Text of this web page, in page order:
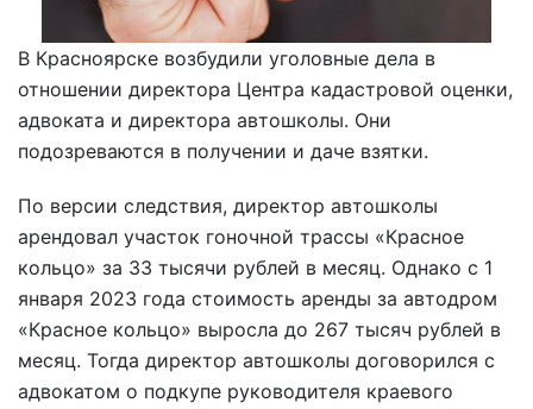
В Красноярске возбудили уголовные дела в
отношении директора Центра кадастровой оценки,
адвоката и директора автошколы. Они
подозреваются в получении и даче взятки.
По версии следствия, директор автошколы
арендовал участок гоночной трассы «Красное
кольцо» за 33 тысячи рублей в месяц. Однако с 1
января 2023 года стоимость аренды за автодром
«Красное кольцо» выросла до 267 тысяч рублей в
месяц. Тогда директор автошколы договорился с
адвокатом о подкупе руководителя краевого